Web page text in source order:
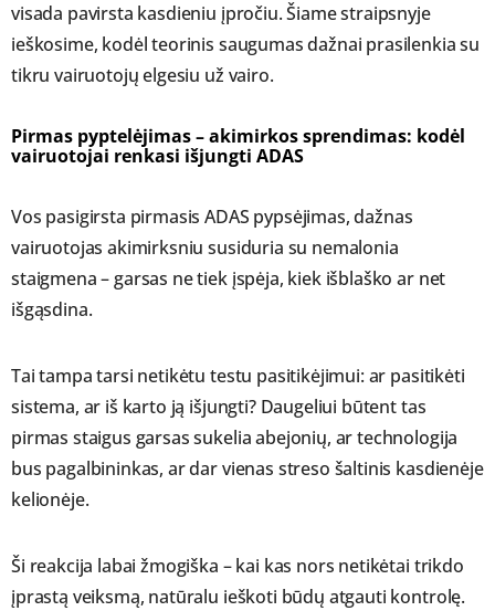
visada pavirsta kasdieniu įpročiu. Šiame straipsnyje
ieškosime, kodėl teorinis saugumas dažnai prasilenkia su
tikru vairuotojų elgesiu už vairo.
Pirmas pyptelėjimas – akimirkos sprendimas: kodėl
vairuotojai renkasi išjungti ADAS
Vos pasigirsta pirmasis ADAS pypsėjimas, dažnas
vairuotojas akimirksniu susiduria su nemalonia
staigmena – garsas ne tiek įspėja, kiek išblaško ar net
išgąsdina.
Tai tampa tarsi netikėtu testu pasitikėjimui: ar pasitikėti
sistema, ar iš karto ją išjungti? Daugeliui būtent tas
pirmas staigus garsas sukelia abejonių, ar technologija
bus pagalbininkas, ar dar vienas streso šaltinis kasdienėje
kelionėje.
Ši reakcija labai žmogiška – kai kas nors netikėtai trikdo
įprastą veiksmą, natūralu ieškoti būdų atgauti kontrolę.